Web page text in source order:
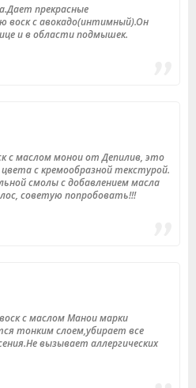
прекрасные
воск с авокадо(интимный).Он
и в области подмышек.
с маслом монои от Депилив, это
цвета с кремообразной текстурой.
смолы с добавлением масла
советую попробовать!!!
с маслом Манои марки
тонким слоем,убирает все
вызывает аллергических